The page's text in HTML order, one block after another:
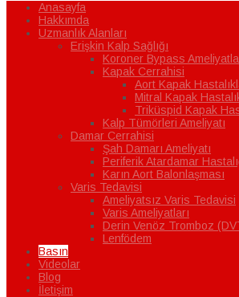
Anasayfa
Hakkımda
Uzmanlık Alanları
Erişkin Kalp Sağlığı
Koroner Bypass
Kapak Cerrahisi
Aort Kapak
Mitral Kapak
Triküspid Kapak
Kalp Tümörleri Ameliyatı
Damar Cerrahisi
Şah Damarı Ameliyatı
Periferik Atardamar
Karın Aort Balonlaşması
Varis Tedavisi
Ameliyatsız Varis Tedavisi
Varis Ameliyatları
Derin Venöz Tromboz
Lenfödem
Basın
Videolar
Blog
İletişim